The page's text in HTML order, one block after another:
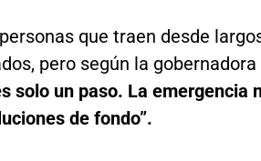
que traen desde
pero según la gobernadora
solo un paso. La emergencia
de fondo”.